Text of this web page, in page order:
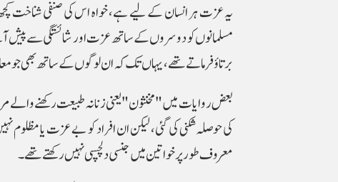
یہ عزت ہر انسان کے لیے ہے، خواہ اس کی صنفی شناخت
مسلمانوں کو دوسروں کے ساتھ عزت اور شائستگی سے
برتاؤ فرماتے تھے، یہاں تک کہ ان لوگوں کے ساتھ بھی جو
بعض روایات میں "مخنثون" یعنی زنانہ طبیعت رکھنے والے
کی حوصلہ شکنی کی گئی، لیکن ان افراد کو بے عزت یا
معروف طور پر خواتین میں جنسی دلچسپی نہیں رکھتے تھے۔